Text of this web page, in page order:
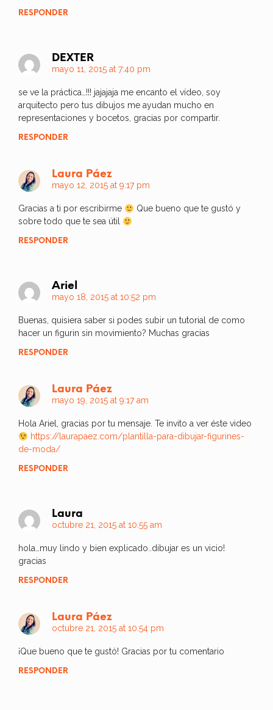
RESPONDER
DEXTER
mayo 11, 2015 at 7:40 pm
se ve la práctica…!!! jajajaja me encanto el vídeo, soy
arquitecto pero tus dibujos me ayudan mucho en
representaciones y bocetos, gracias por compartir.
RESPONDER
Laura Páez
mayo 12, 2015 at 9:17 pm
Gracias a ti por escribirme
Que bueno que te gustó y
sobre todo que te sea útil
RESPONDER
Ariel
mayo 18, 2015 at 10:52 pm
Buenas, quisiera saber si podes subir un tutorial de como
hacer un figurin sin movimiento? Muchas gracias
RESPONDER
Laura Páez
mayo 19, 2015 at 9:17 am
Hola Ariel, gracias por tu mensaje. Te invito a ver éste video
https://laurapaez.com/plantilla-para-dibujar-figurines-
de-moda/
RESPONDER
Laura
octubre 21, 2015 at 10:55 am
hola…muy lindo y bien explicado..dibujar es un vicio!
gracias
RESPONDER
Laura Páez
octubre 21, 2015 at 10:54 pm
¡Que bueno que te gustó! Gracias por tu comentario
RESPONDER